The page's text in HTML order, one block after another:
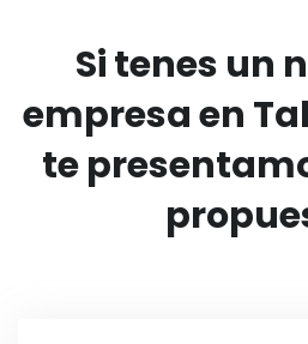
Si tenes un
empresa en
te